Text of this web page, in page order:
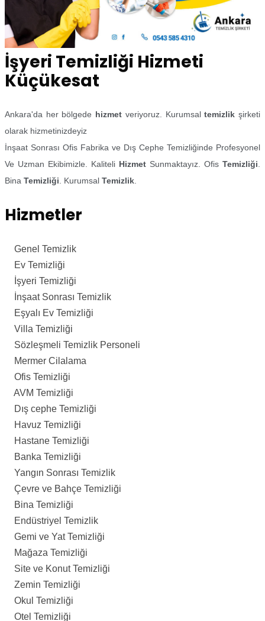
İşyeri Temizliği Hizmeti
Küçükesat
Ankara'da her bölgede hizmet veriyoruz. Kurumsaltemizlik şirketi
olarak hizmetinizdeyiz
İnşaat Sonrası Ofis Fabrika ve Dış Cephe Temizliğinde Profesyonel
Ve Uzman Ekibimizle. Kaliteli Hizmet Sunmaktayız. Ofis Temizliği
Bina Temizliği . Kurumsal Temizlik
Hizmetler
Genel Temizlik
Ev Temizliği
İşyeri Temizliği
İnşaat Sonrası Temizlik
Eşyalı Ev Temizliği
Villa Temizliği
Sözleşmeli Temizlik Personeli
Mermer Cilalama
Ofis Temizliği
AVM Temizliği
Dış cephe Temizliği
Havuz Temizliği
Hastane Temizliği
Banka Temizliği
Yangın Sonrası Temizlik
Çevre ve Bahçe Temizliği
Bina Temizliği
Endüstriyel Temizlik
Gemi ve Yat Temizliği
Mağaza Temizliği
Site ve Konut Temizliği
Zemin Temizliği
Okul Temizliği
Otel Temizliği